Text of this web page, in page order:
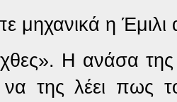
μηχανικά η
χθες». Η ανάσα
να της λέει πως